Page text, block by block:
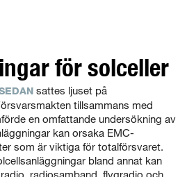
för solceller
sattes ljuset på
tillsammans med
en omfattande undersökning av
kan orsaka EMC-
som är viktiga för totalförsvaret.
bland annat kan
radiosamband, flygradio och